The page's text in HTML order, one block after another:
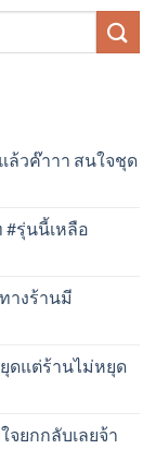
ล้วค๊าาา สนใจชุด
#รุ่นนี้เหลือ
างร้านมี
ดแต่ร้านไม่หยุด
จยกกลับเลยจ้า